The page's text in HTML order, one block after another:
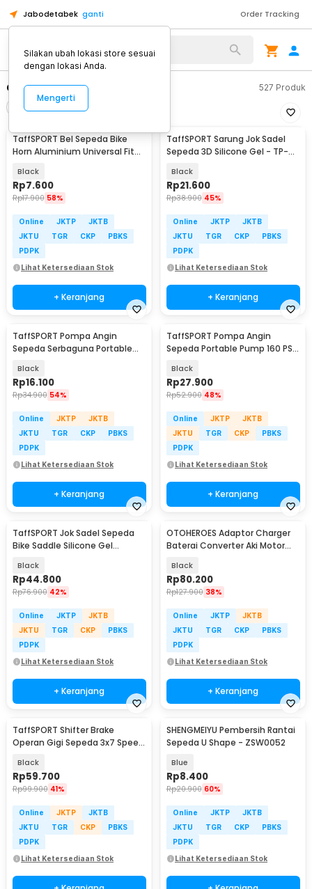
Jabodetabek ganti Order Tracking
Alat Kopi
Olahraga Sepeda 527 Produk
Urutkan
TaffSPORT Bel Sepeda Bike
Horn Aluminium Universal Fit
Black
Rp7.600
Rp17.900 58%
Online JKTP
JKTB
JKTU
TGR CKP
PBKS
PDPK
Lihat Ketersediaan Stok
+ Keranjang
TaffSPORT Sarung Jok Sadel
Sepeda 3D Silicone Gel - TP-
Black
Rp21.600
Rp38.900 45%
Online JKTP
JKTB
JKTU
TGR CKP
PBKS
PDPK
Lihat Ketersediaan Stok
+ Keranjang
TaffSPORT Pompa Angin
Sepeda Serbaguna Portable
Black
Rp16.100
Rp34.900 54%
Online JKTP
JKTB
JKTU
TGR CKP
PBKS
PDPK
Lihat Ketersediaan Stok
+ Keranjang
TaffSPORT Pompa Angin
Sepeda Portable Pump 160 PSI
Black
Rp27.900
Rp52.900 48%
Online JKTP
JKTB
JKTU
TGR CKP
PBKS
PDPK
Lihat Ketersediaan Stok
+ Keranjang
TaffSPORT Jok Sadel Sepeda
Bike Saddle Silicone Gel
Black
Rp44.800
Rp76.900 42%
Online JKTP
JKTB
JKTU
TGR CKP
PBKS
PDPK
Lihat Ketersediaan Stok
+ Keranjang
OTOHEROES Adaptor Charger
Baterai Converter Aki Motor
Black
Rp80.200
Rp127.900 38%
Online JKTP
JKTB
JKTU
TGR CKP
PBKS
PDPK
Lihat Ketersediaan Stok
+ Keranjang
TaffSPORT Shifter Brake
Operan Gigi Sepeda 3x7 Speed
Black
Rp59.700
Rp99.900 41%
Online JKTP
JKTB
JKTU
TGR CKP
PBKS
PDPK
Lihat Ketersediaan Stok
SHENGMEIYU Pembersih Rantai
Sepeda U Shape - ZSW0052
Blue
Rp8.400
Rp20.900 60%
Online JKTP
JKTB
JKTU
TGR CKP
PBKS
PDPK
Lihat Ketersediaan Stok
Silakan ubah lokasi store sesuai
dengan lokasi Anda.
Mengerti